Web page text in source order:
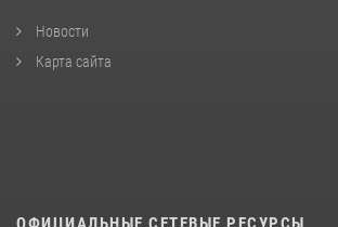
Новости
Карта сайта